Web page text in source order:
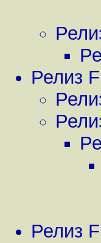
Релиз
Релиз